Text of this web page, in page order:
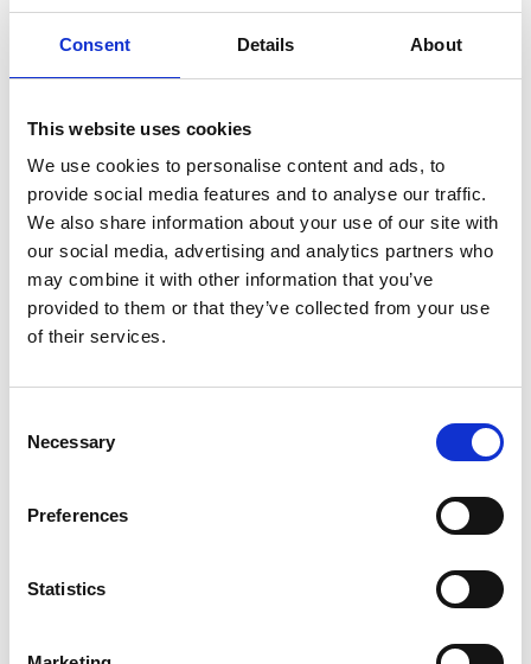
Consent Details About
This website uses cookies
We use cookies to personalise content and ads, to
provide social media features and to analyse our traffic.
We also share information about your use of our site with
our social media, advertising and analytics partners who
may combine it with other information that you’ve
provided to them or that they’ve collected from your use
of their services.
Selection
Necessary
Preferences
Statistics
Lamsvlees trainers 100% Lam
zelfde werkdag verzonden
In winkelwagen
Carniwell
Carniwell Paardenkophuid
In winkelwagen